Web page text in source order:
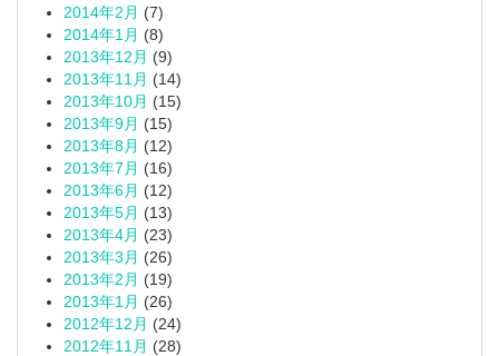
2014年2月 (7)
2014年1月 (8)
2013年12月 (9)
2013年11月 (14)
2013年10月 (15)
2013年9月 (15)
2013年8月 (12)
2013年7月 (16)
2013年6月 (12)
2013年5月 (13)
2013年4月 (23)
2013年3月 (26)
2013年2月 (19)
2013年1月 (26)
2012年12月 (24)
2012年11月 (28)